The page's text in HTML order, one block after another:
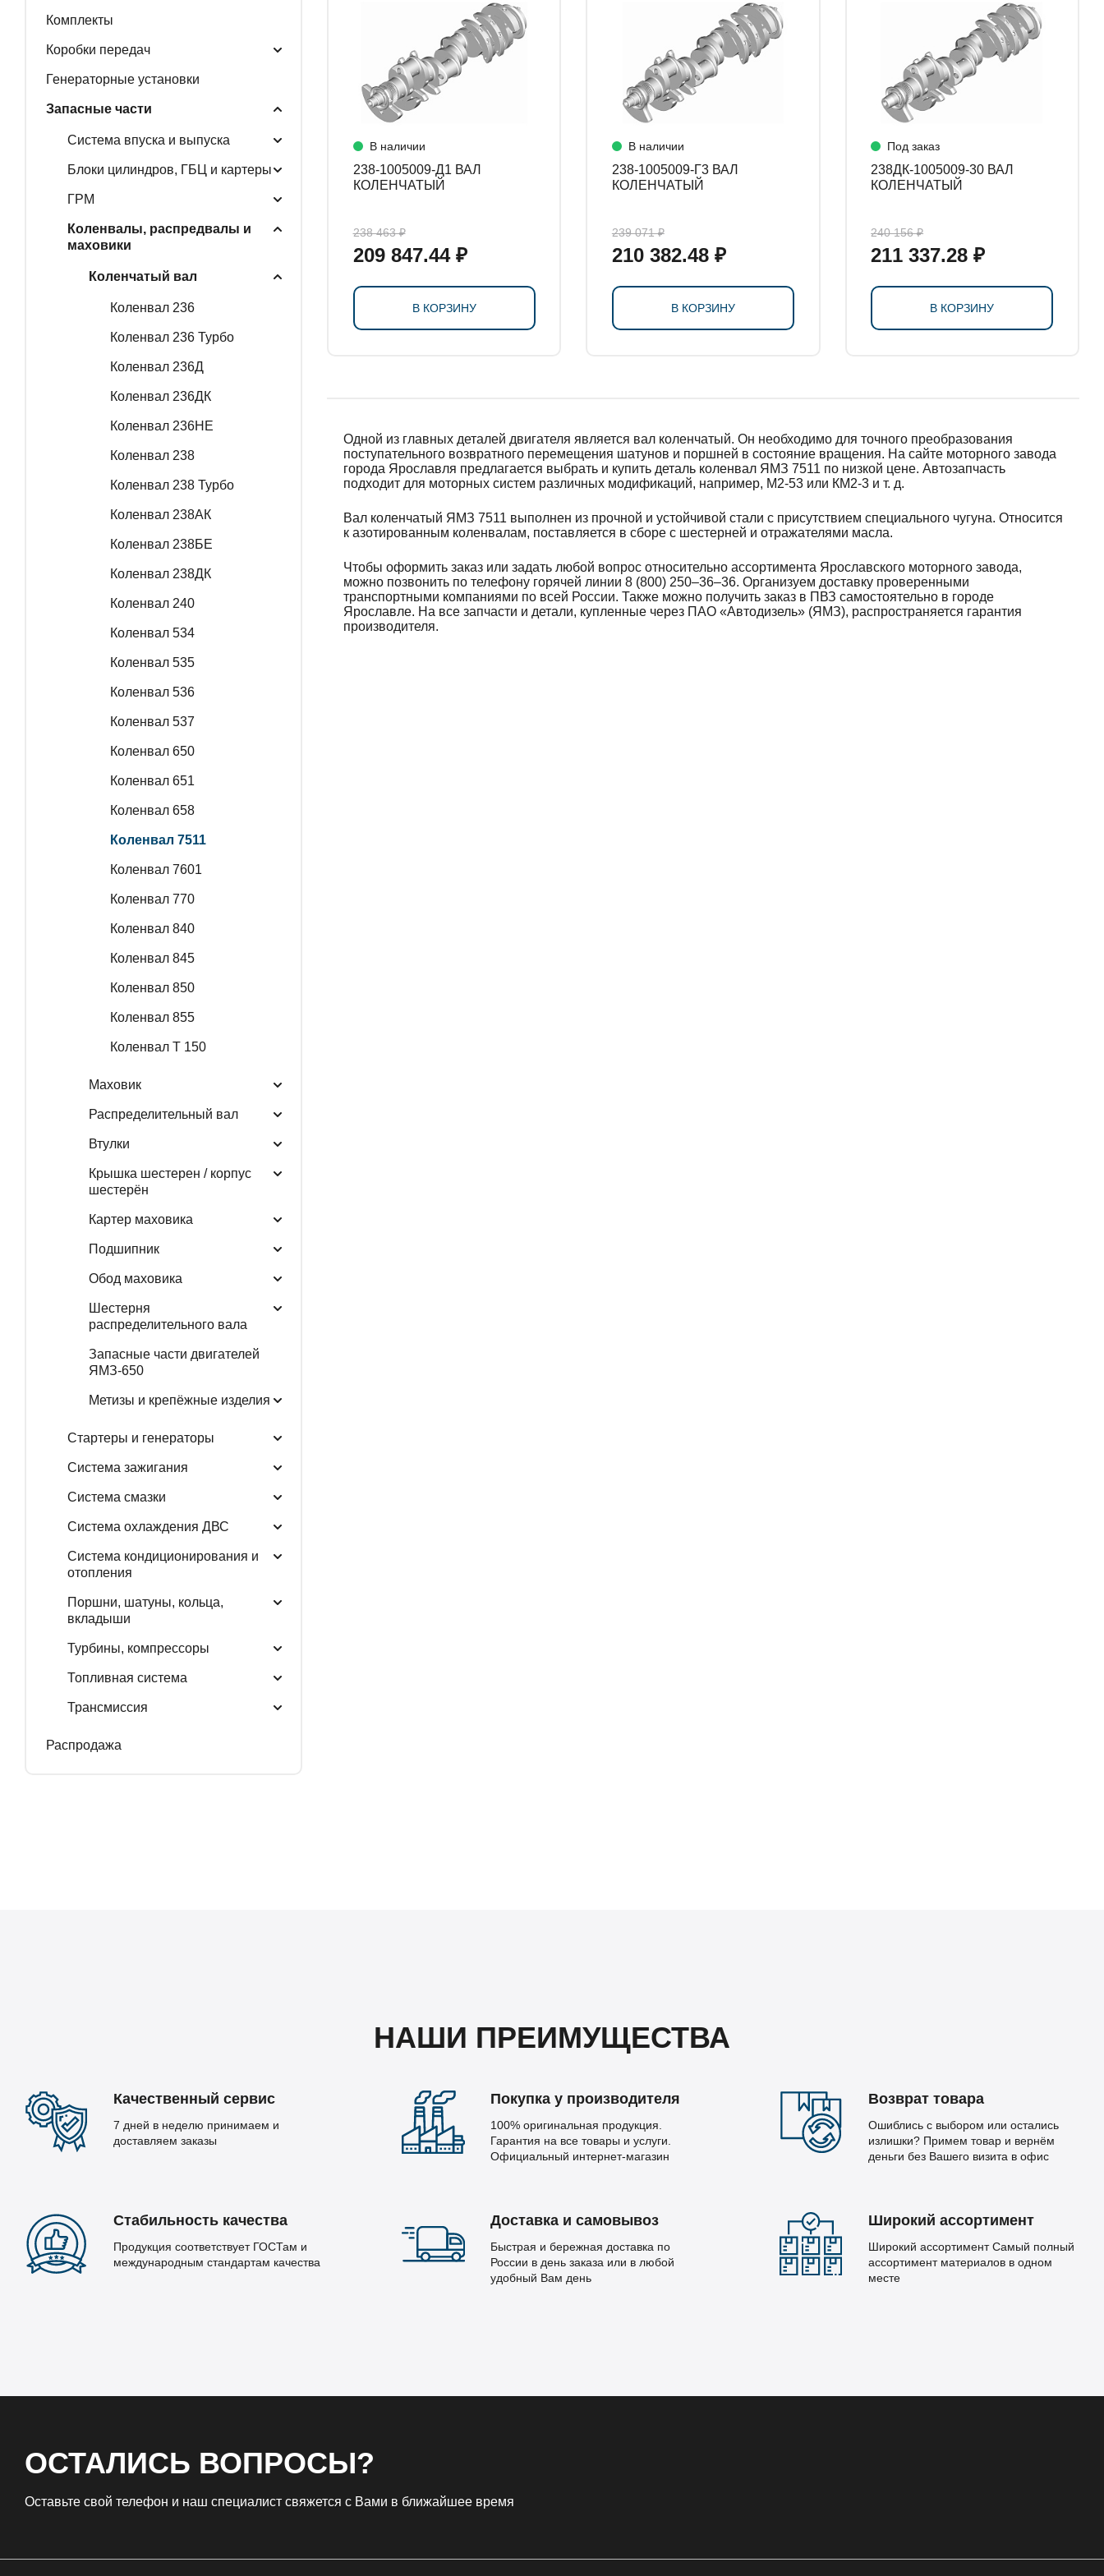
ГЕНЕРАТОРНЫЕ УСТАНОВКИ
Комплекты
Коробки передач
Генераторные установки
Запасные части
Система впуска и выпуска
Блоки цилиндров, ГБЦ и картеры
ГРМ
Коленвалы, распредвалы и
маховики
Коленчатый вал
Коленвал 236
Коленвал 236 Турбо
Коленвал 236Д
Коленвал 236ДК
Коленвал 236НЕ
Коленвал 238
Коленвал 238 Турбо
Коленвал 238АК
Коленвал 238БЕ
Коленвал 238ДК
Коленвал 240
Коленвал 534
Коленвал 535
Коленвал 536
Коленвал 537
Коленвал 650
Коленвал 651
Коленвал 658
Коленвал 7511
Коленвал 7601
Коленвал 770
Коленвал 840
Коленвал 845
Коленвал 850
Коленвал 855
Коленвал Т 150
Маховик
Распределительный вал
Втулки
Крышка шестерен / корпус
шестерён
Картер маховика
Подшипник
Обод маховика
Шестерня
распределительного вала
Запасные части двигателей
ЯМЗ-650
Метизы и крепёжные изделия
Стартеры и генераторы
Система зажигания
Система смазки
Система охлаждения ДВС
Система кондиционирования и
отопления
Поршни, шатуны, кольца,
вкладыши
Турбины, компрессоры
Топливная система
Трансмиссия
Распродажа
В наличии
238-1005009-Д1 ВАЛ
КОЛЕНЧАТЫЙ
238 463 ₽
209 847.44 ₽
В КОРЗИНУ
В наличии
238-1005009-Г3 ВАЛ
КОЛЕНЧАТЫЙ
239 071 ₽
210 382.48 ₽
В КОРЗИНУ
Под заказ
238ДК-1005009-30 ВАЛ
КОЛЕНЧАТЫЙ
240 156 ₽
211 337.28 ₽
В КОРЗИНУ
Одной из главных деталей двигателя является вал коленчатый. Он необходимо для точного преобразования
поступательного возвратного перемещения шатунов и поршней в состояние вращения. На сайте моторного завода
города Ярославля предлагается выбрать и купить деталь коленвал ЯМЗ 7511 по низкой цене. Автозапчасть
подходит для моторных систем различных модификаций, например, М2-53 или КМ2-3 и т. д.
Вал коленчатый ЯМЗ 7511 выполнен из прочной и устойчивой стали с присутствием специального чугуна. Относится
к азотированным коленвалам, поставляется в сборе с шестерней и отражателями масла.
Чтобы оформить заказ или задать любой вопрос относительно ассортимента Ярославского моторного завода,
можно позвонить по телефону горячей линии 8 (800) 250–36–36. Организуем доставку проверенными
транспортными компаниями по всей России. Также можно получить заказ в ПВЗ самостоятельно в городе
Ярославле. На все запчасти и детали, купленные через ПАО «Автодизель» (ЯМЗ), распространяется гарантия
производителя.
НАШИ ПРЕИМУЩЕСТВА
Качественный сервис
7 дней в неделю принимаем и
доставляем заказы
Покупка у производителя
100% оригинальная продукция.
Гарантия на все товары и услуги.
Официальный интернет-магазин
Возврат товара
Ошиблись с выбором или остались
излишки? Примем товар и вернём
деньги без Вашего визита в офис
Стабильность качества
Продукция соответствует ГОСТам и
международным стандартам качества
Доставка и самовывоз
Быстрая и бережная доставка по
России в день заказа или в любой
удобный Вам день
Широкий ассортимент
Широкий ассортимент Самый полный
ассортимент материалов в одном
месте
ОСТАЛИСЬ ВОПРОСЫ?
Оставьте свой телефон и наш специалист свяжется с Вами в ближайшее время